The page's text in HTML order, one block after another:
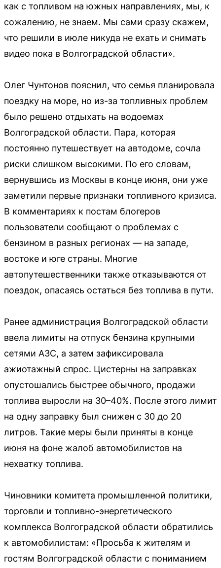
как с топливом на южных направлениях, мы, к
сожалению, не знаем. Мы сами сразу скажем,
что решили в июле никуда не ехать и снимать
видео пока в Волгоградской области».
Олег Чунтонов пояснил, что семья планировала
поездку на море, но из-за топливных проблем
было решено отдыхать на водоемах
Волгоградской области. Пара, которая
постоянно путешествует на автодоме, сочла
риски слишком высокими. По его словам,
вернувшись из Москвы в конце июня, они уже
заметили первые признаки топливного кризиса.
В комментариях к постам блогеров
пользователи сообщают о проблемах с
бензином в разных регионах — на западе,
востоке и юге страны. Многие
автопутешественники также отказываются от
поездок, опасаясь остаться без топлива в пути.
Ранее администрация Волгоградской области
ввела лимиты на отпуск бензина крупными
сетями АЗС, а затем зафиксировала
ажиотажный спрос. Цистерны на заправках
опустошались быстрее обычного, продажи
топлива выросли на 30–40%. После этого лимит
на одну заправку был снижен с 30 до 20
литров. Такие меры были приняты в конце
июня на фоне жалоб автомобилистов на
нехватку топлива.
Чиновники комитета промышленной политики,
торговли и топливно-энергетического
комплекса Волгоградской области обратились
к автомобилистам: «Просьба к жителям и
гостям Волгоградской области с пониманием